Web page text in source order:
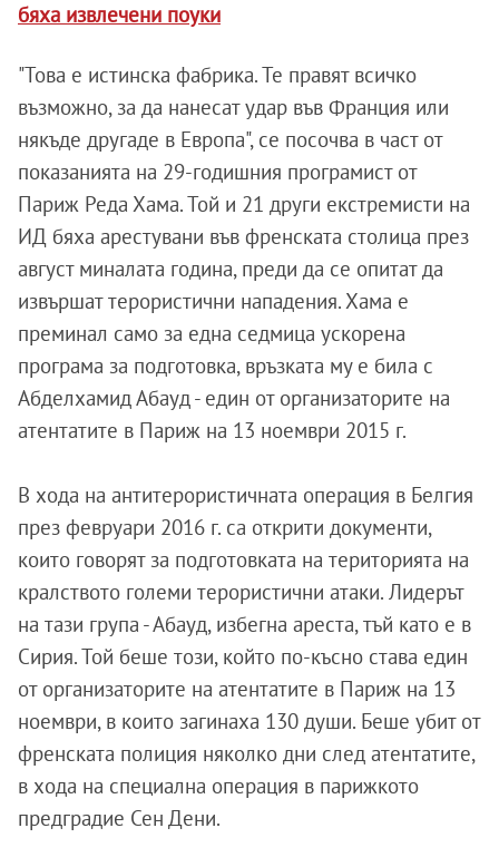
бяха извлечени поуки
"Това е истинска фабрика. Те правят всичко
възможно, за да нанесат удар във Франция или
някъде другаде в Европа", се посочва в част от
показанията на 29-годишния програмист от
Париж Реда Хама. Той и 21 други екстремисти на
ИД бяха арестувани във френската столица през
август миналата година, преди да се опитат да
извършат терористични нападения. Хама е
преминал само за една седмица ускорена
програма за подготовка, връзката му е била с
Абделхамид Абауд - един от организаторите на
атентатите в Париж на 13 ноември 2015 г.
В хода на антитерористичната операция в Белгия
през февруари 2016 г. са открити документи,
които говорят за подготовката на територията на
кралството големи терористични атаки. Лидерът
на тази група - Абауд, избегна ареста, тъй като е в
Сирия. Той беше този, който по-късно става един
от организаторите на атентатите в Париж на 13
ноември, в които загинаха 130 души. Беше убит от
френската полиция няколко дни след атентатите,
в хода на специална операция в парижкото
предградие Сен Дени.